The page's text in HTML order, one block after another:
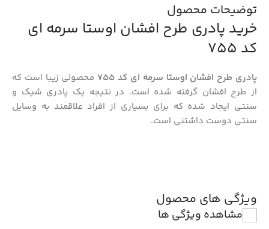
توضیحات محصول
خرید پادری طرح افشان اوستا سرمه ای
کد 755
پادری طرح افشان اوستا سرمه ای کد 755
محصولی زیبا است که
از طرح افشان گرفته شده است. در نتیجه یک پادری شیک و
سنتی ایجاد شده که برای بسیاری از افراد علاقمند به وسایل
سنتی دوست داشتنی است.
ویژگی های محصول
مشاهده ویژگی ها